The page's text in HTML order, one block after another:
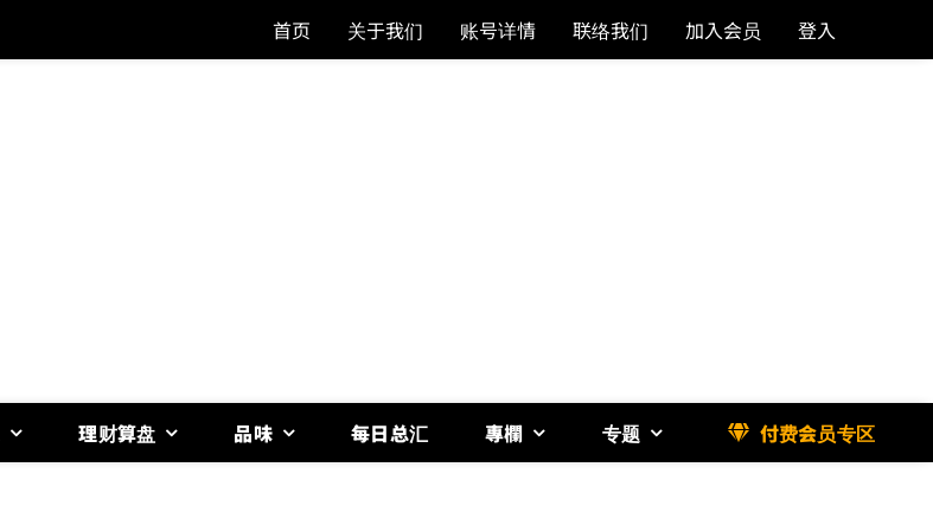
首页 关于我们 账号详情 联络我们 加入会员 登入
理财算盘 品味 每日总汇 專欄 专题 付费会员专区